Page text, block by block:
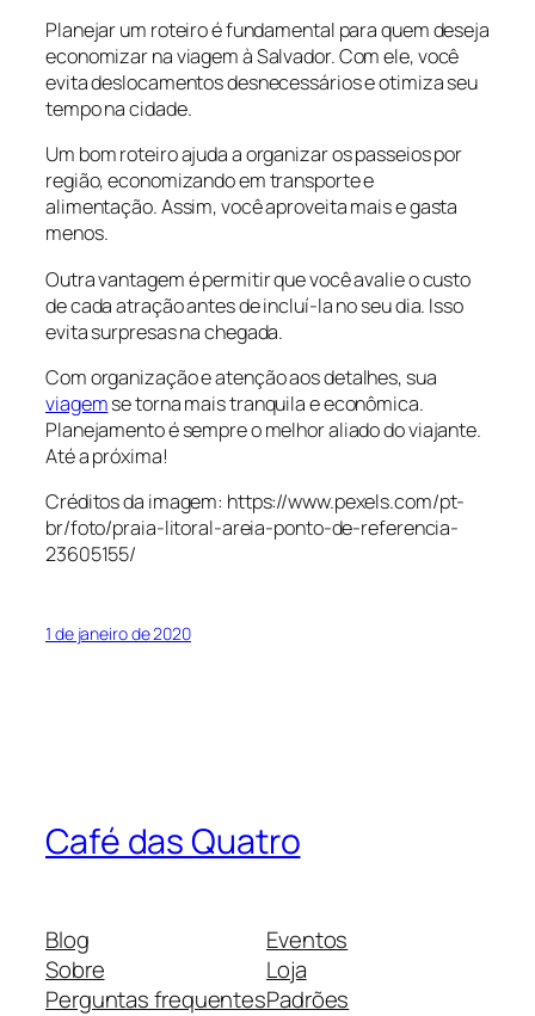
Planejar um roteiro é fundamental para quem deseja
economizar na viagem à Salvador. Com ele, você
evita deslocamentos desnecessários e otimiza seu
tempo na cidade.
Um bom roteiro ajuda a organizar os passeios por
região, economizando em transporte e
alimentação. Assim, você aproveita mais e gasta
menos.
Outra vantagem é permitir que você avalie o custo
de cada atração antes de incluí-la no seu dia. Isso
evita surpresas na chegada.
Com organização e atenção aos detalhes, sua
viagemse torna mais tranquila e econômica.
Planejamento é sempre o melhor aliado do viajante.
Até a próxima!
Créditos da imagem: https://www.pexels.com/pt-
br/foto/praia-litoral-areia-ponto-de-referencia-
23605155/
1 de janeiro de 2020
Café das Quatro
Blog
Sobre
Perguntas frequentes
Eventos
Loja
Padrões